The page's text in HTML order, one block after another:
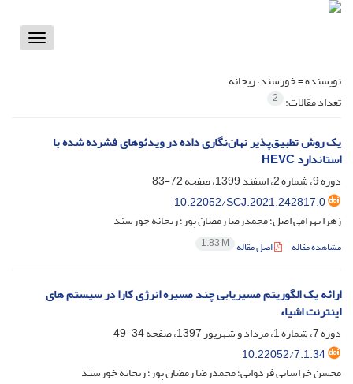
Toggle
نویسنده =خورسند، ریحانه
تعداد مقالات: 2
یک روش تطبیق‌پذیر نهان‌نگاری داده در ویدئوهای فشرده شده با
استاندارد HEVC
دوره 9، شماره 2، اسفند 1399، صفحه
72-83
10.22052/SCJ.2021.242817.0
زهرا بهرامی اصل؛ محمدرضا رمضان پور؛ ریحانه خورسند
مشاهده مقاله اصل مقاله 1.83 M
ارائه یک الگوریتم مسیریابی چند مسیره انرژی کارا در سیستم های
اینترنت اشیاء
دوره 7، شماره 1، مرداد و شهریور 1397، صفحه
34-49
10.22052/7.1.34
محسن خراسانی فردوانی؛ محمدرضا رمضان پور؛ ریحانه خورسند